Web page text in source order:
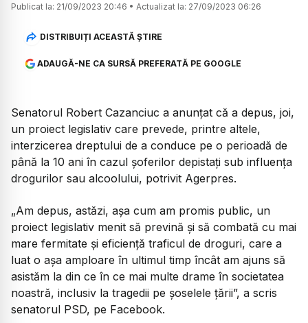
Publicat la: 21/09/2023 20:46 • Actualizat la: 27/09/2023 06:26
DISTRIBUIȚI ACEASTĂ ȘTIRE
ADAUGĂ-NE CA SURSĂ PREFERATĂ PE GOOGLE
Senatorul Robert Cazanciuc a anunțat că a depus, joi,
un proiect legislativ care prevede, printre altele,
interzicerea dreptului de a conduce pe o perioadă de
până la 10 ani în cazul şoferilor depistaţi sub influenţa
drogurilor sau alcoolului, potrivit Agerpres.
„Am depus, astăzi, aşa cum am promis public, un
proiect legislativ menit să prevină şi să combată cu mai
mare fermitate şi eficienţă traficul de droguri, care a
luat o aşa amploare în ultimul timp încât am ajuns să
asistăm la din ce în ce mai multe drame în societatea
noastră, inclusiv la tragedii pe şoselele ţării”, a scris
senatorul PSD, pe Facebook.